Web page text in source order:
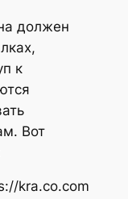
должен
к
Вот
kra.co.com